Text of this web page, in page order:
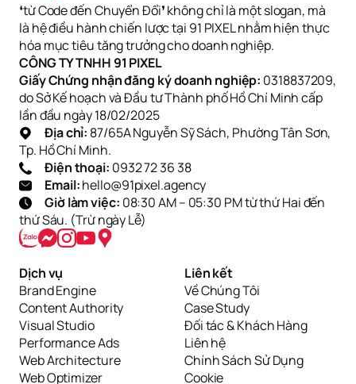
❛từ Code đến Chuyển Đổi❜ không chỉ là một slogan, mà
là hệ điều hành chiến lược tại 91 PIXEL nhằm hiện thực
hóa mục tiêu tăng trưởng cho doanh nghiệp.
CÔNG TY TNHH 91 PIXEL
Giấy Chứng nhận đăng ký doanh nghiệp: 0318837209,
do Sở Kế hoạch và Đầu tư Thành phố Hồ Chí Minh cấp
lần đầu ngày 18/02/2025
Địa chỉ: 87/65A Nguyễn Sỹ Sách, Phường Tân Sơn,
Tp. Hồ Chí Minh.
Điện thoại: 0932 72 36 38
Email:hello@91pixel.agency
Giờ làm việc: 08:30 AM – 05:30 PM từ thứ Hai đến
thứ Sáu. (Trừ ngày Lễ)
Dịch vụ
Brand Engine
Content Authority
Visual Studio
Performance Ads
Web Architecture
Web Optimizer
Liên kết
Về Chúng Tôi
Case Study
Đối tác & Khách Hàng
Liên hệ
Chính Sách Sử Dụng
Cookie